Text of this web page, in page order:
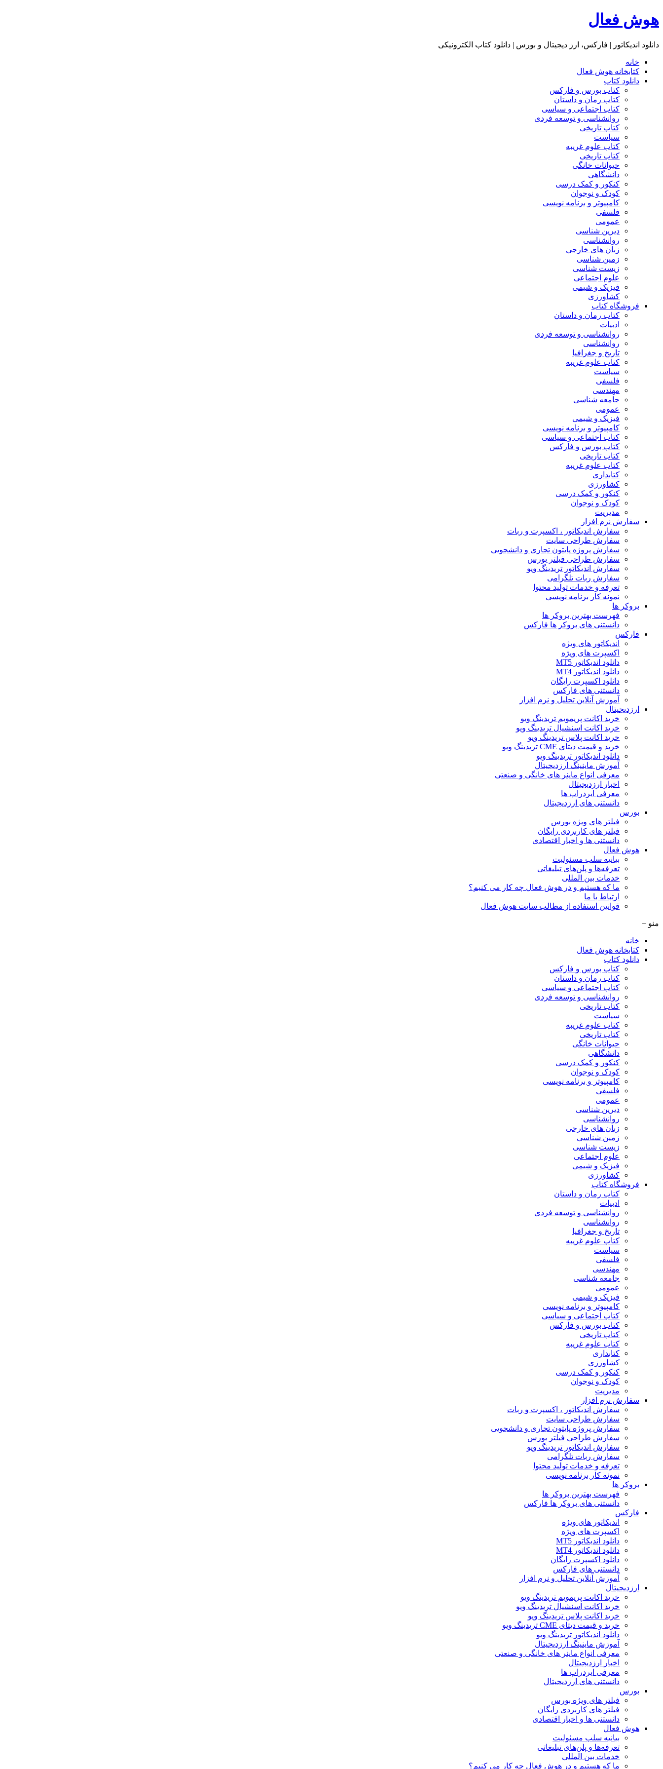
هوش فعال
دانلود اندیکاتور | فارکس، ارز دیجیتال و بورس | دانلود کتاب الکترونیکی
خانه
کتابخانه هوش فعال
دانلود کتاب
کتاب بورس و فارکس
کتاب رمان و داستان
کتاب اجتماعی و سیاسی
روانشناسی و توسعه فردی
کتاب تاریخی
سیاست
کتاب علوم غریبه
کتاب تاریخی
حیوانات خانگی
دانشگاهی
کنکور و کمک‌ درسی
کودک و نوجوان
کامپیوتر و برنامه نویسی
فلسفی
عمومی
دیرین شناسی
روانشناسی
زبان های خارجی
زمین شناسی
زیست شناسی
علوم اجتماعی
فیزیک و شیمی
کشاورزی
فروشگاه کتاب
کتاب رمان و داستان
ادبیات
روانشناسی و توسعه فردی
روانشناسی
تاریخ و جغرافیا
کتاب علوم غریبه
سیاست
فلسفی
مهندسی
جامعه شناسی
عمومی
فیزیک و شیمی
کامپیوتر و برنامه نویسی
کتاب اجتماعی و سیاسی
کتاب بورس و فارکس
کتاب تاریخی
کتاب علوم غریبه
کتابداری
کشاورزی
کنکور و کمک‌ درسی
کودک و نوجوان
مدیریت
سفارش نرم افزار
سفارش اندیکاتور ، اکسپرت و ربات
سفارش طراحی سایت
سفارش پروژه پایتون تجاری و دانشجویی
سفارش طراحی فیلتر بورس
سفارش اندیکاتور تریدینگ ویو
سفارش ربات تلگرامی
تعرفه و خدمات تولید محتوا
نمونه کار برنامه نویسی
بروکر ها
فهرست بهترین بروکر ها
دانستنی های بروکر ها فارکس
فارکس
اندیکاتور های ویژه
اکسپرت های ویژه
دانلود اندیکاتور MT5
دانلود اندیکاتور MT4
دانلود اکسپرت رایگان
دانستنی های فارکس
آموزش آنلاین تحلیل و نرم افزار
ارزدیجیتال
خرید اکانت پریمویم تریدینگ ویو
خرید اکانت اسنشیال تریدینگ ویو
خرید اکانت پلاس تریدینگ ویو
خرید و قیمت دیتای CME تریدینگ ویو
دانلود اندیکاتور تریدینگ ویو
آموزش ماینینگ ارزدیجیتال
معرفی انواع ماینر های خانگی و صنعتی
اخبار ارزدیجیتال
معرفی ایردراپ ها
دانستنی های ارزدیجیتال
بورس
فیلتر های ویژه بورس
فیلتر های کاربردی رایگان
دانستنی ها و اخبار اقتصادی
هوش فعال
بیانیه سلب مسئولیت
تعرفه‌ها و پلن‌های تبلیغاتی
خدمات بین المللی
ما که هستیم و در هوش فعال چه کار می کنیم؟
ارتباط با ما
قوانین استفاده از مطالب سایت هوش فعال
منو +
خانه
کتابخانه هوش فعال
دانلود کتاب
کتاب بورس و فارکس
کتاب رمان و داستان
کتاب اجتماعی و سیاسی
روانشناسی و توسعه فردی
کتاب تاریخی
سیاست
کتاب علوم غریبه
کتاب تاریخی
حیوانات خانگی
دانشگاهی
کنکور و کمک‌ درسی
کودک و نوجوان
کامپیوتر و برنامه نویسی
فلسفی
عمومی
دیرین شناسی
روانشناسی
زبان های خارجی
زمین شناسی
زیست شناسی
علوم اجتماعی
فیزیک و شیمی
کشاورزی
فروشگاه کتاب
کتاب رمان و داستان
ادبیات
روانشناسی و توسعه فردی
روانشناسی
تاریخ و جغرافیا
کتاب علوم غریبه
سیاست
فلسفی
مهندسی
جامعه شناسی
عمومی
فیزیک و شیمی
کامپیوتر و برنامه نویسی
کتاب اجتماعی و سیاسی
کتاب بورس و فارکس
کتاب تاریخی
کتاب علوم غریبه
کتابداری
کشاورزی
کنکور و کمک‌ درسی
کودک و نوجوان
مدیریت
سفارش نرم افزار
سفارش اندیکاتور ، اکسپرت و ربات
سفارش طراحی سایت
سفارش پروژه پایتون تجاری و دانشجویی
سفارش طراحی فیلتر بورس
سفارش اندیکاتور تریدینگ ویو
سفارش ربات تلگرامی
تعرفه و خدمات تولید محتوا
نمونه کار برنامه نویسی
بروکر ها
فهرست بهترین بروکر ها
دانستنی های بروکر ها فارکس
فارکس
اندیکاتور های ویژه
اکسپرت های ویژه
دانلود اندیکاتور MT5
دانلود اندیکاتور MT4
دانلود اکسپرت رایگان
دانستنی های فارکس
آموزش آنلاین تحلیل و نرم افزار
ارزدیجیتال
خرید اکانت پریمویم تریدینگ ویو
خرید اکانت اسنشیال تریدینگ ویو
خرید اکانت پلاس تریدینگ ویو
خرید و قیمت دیتای CME تریدینگ ویو
دانلود اندیکاتور تریدینگ ویو
آموزش ماینینگ ارزدیجیتال
معرفی انواع ماینر های خانگی و صنعتی
اخبار ارزدیجیتال
معرفی ایردراپ ها
دانستنی های ارزدیجیتال
بورس
فیلتر های ویژه بورس
فیلتر های کاربردی رایگان
دانستنی ها و اخبار اقتصادی
هوش فعال
بیانیه سلب مسئولیت
تعرفه‌ها و پلن‌های تبلیغاتی
خدمات بین المللی
ما که هستیم و در هوش فعال چه کار می کنیم؟